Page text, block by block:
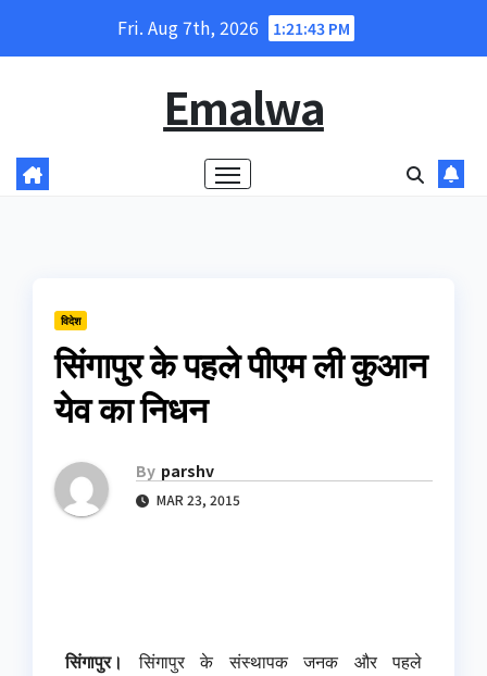
Fri. Aug 7th, 2026 1:21:44 PM
Emalwa
विदेश
सिंगापुर के पहले पीएम ली कुआन
येव का निधन
By parshv
MAR 23, 2015
सिंगापुर।सिंगापुर के संस्थापक जनक और पहले